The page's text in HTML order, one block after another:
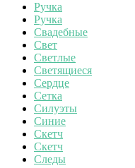
Ручка
Ручка
Свадебные
Свет
Светлые
Светящиеся
Сердце
Сетка
Силуэты
Синие
Скетч
Скетч
Следы